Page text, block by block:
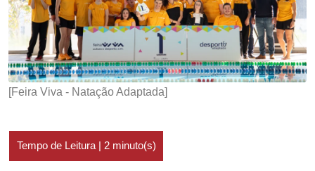
[Feira Viva - Natação Adaptada]